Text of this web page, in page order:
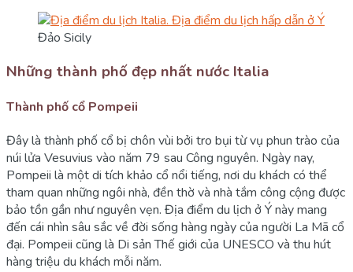
Đảo Sicily
Những thành phố đẹp nhất nước Italia
Thành phố cổ Pompeii
Đây là thành phố cổ bị chôn vùi bởi tro bụi từ vụ phun trào của
núi lửa Vesuvius vào năm 79 sau Công nguyên. Ngày nay,
Pompeii là một di tích khảo cổ nổi tiếng, nơi du khách có thể
tham quan những ngôi nhà, đền thờ và nhà tắm công cộng được
bảo tồn gần như nguyên vẹn. Địa điểm du lịch ở Ý này mang
đến cái nhìn sâu sắc về đời sống hàng ngày của người La Mã cổ
đại. Pompeii cũng là Di sản Thế giới của UNESCO và thu hút
hàng triệu du khách mỗi năm.